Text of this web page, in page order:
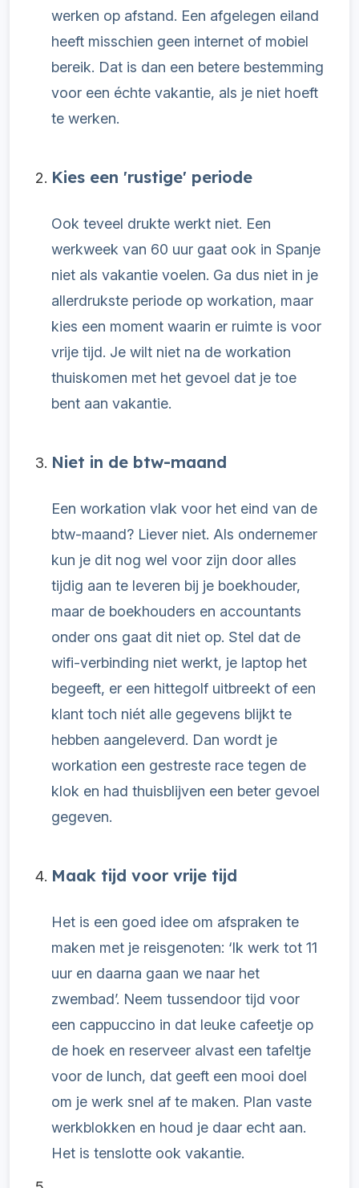
werken op afstand. Een afgelegen eiland
heeft misschien geen internet of mobiel
bereik. Dat is dan een betere bestemming
voor een échte vakantie, als je niet hoeft
te werken.
Kies een 'rustige' periode
Ook teveel drukte werkt niet. Een
werkweek van 60 uur gaat ook in Spanje
niet als vakantie voelen. Ga dus niet in je
allerdrukste periode op workation, maar
kies een moment waarin er ruimte is voor
vrije tijd. Je wilt niet na de workation
thuiskomen met het gevoel dat je toe
bent aan vakantie.
Niet in de btw-maand
Een workation vlak voor het eind van de
btw-maand? Liever niet. Als ondernemer
kun je dit nog wel voor zijn door alles
tijdig aan te leveren bij je boekhouder,
maar de boekhouders en accountants
onder ons gaat dit niet op. Stel dat de
wifi-verbinding niet werkt, je laptop het
begeeft, er een hittegolf uitbreekt of een
klant toch niét alle gegevens blijkt te
hebben aangeleverd. Dan wordt je
workation een gestreste race tegen de
klok en had thuisblijven een beter gevoel
gegeven.
Maak tijd voor vrije tijd
Het is een goed idee om afspraken te
maken met je reisgenoten: ‘Ik werk tot 11
uur en daarna gaan we naar het
zwembad’. Neem tussendoor tijd voor
een cappuccino in dat leuke cafeetje op
de hoek en reserveer alvast een tafeltje
voor de lunch, dat geeft een mooi doel
om je werk snel af te maken. Plan vaste
werkblokken en houd je daar echt aan.
Het is tenslotte ook vakantie.